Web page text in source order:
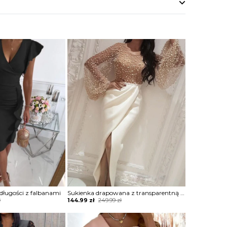
z falbanami Sukienka drapowana z transparentną górą zdobioną perełkami
249.99zł
Original
was:
249.99 zł.
144.99 zł
Current
is:
144.99 zł.